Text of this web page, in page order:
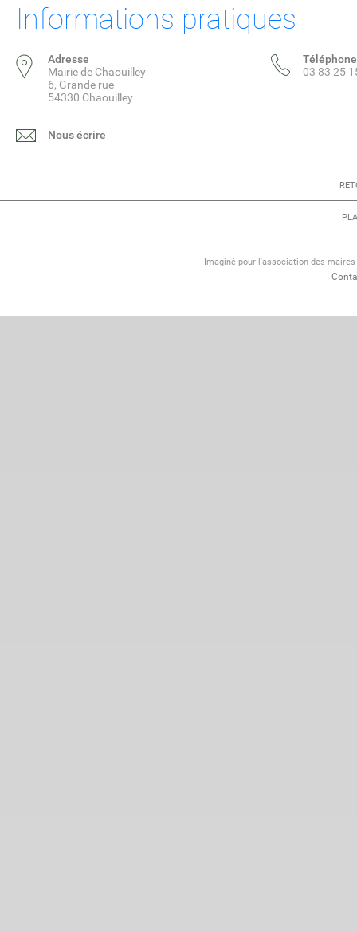
Informations pratiques
Adresse
Mairie de Chaouilley
6, Grande rue
54330 Chaouilley
Nous écrire
Téléphone
03 83 25
Imaginé pour l'association des